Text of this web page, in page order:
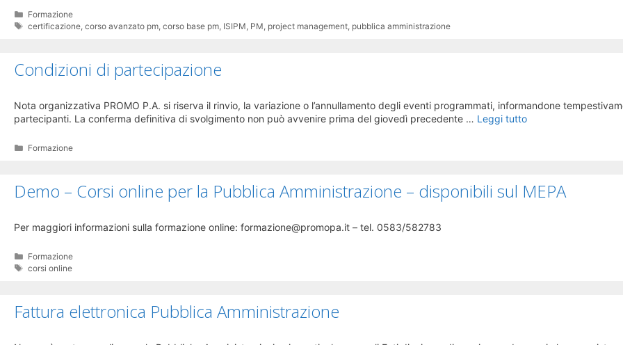
Categorie
Formazione
Tag
certificazione,corso avanzato pm,corso base pm, ISIPM, PM, project management, pubblica amministrazione
Condizioni di partecipazione
Nota organizzativa PROMO P.A. si riserva il rinvio, la variazione o l’annullamento degli eventi programmati, informandone
partecipanti. La conferma definitiva di svolgimento non può avvenire prima del giovedì precedente … Leggi tutto
Categorie
Formazione
Demo – Corsi online per la Pubblica Amministrazione – disponibili sul MEPA
Per maggiori informazioni sulla formazione online: formazione@promopa.it – tel. 0583/582783
Categorie
Formazione
Tag
corsi online
Fattura elettronica Pubblica Amministrazione